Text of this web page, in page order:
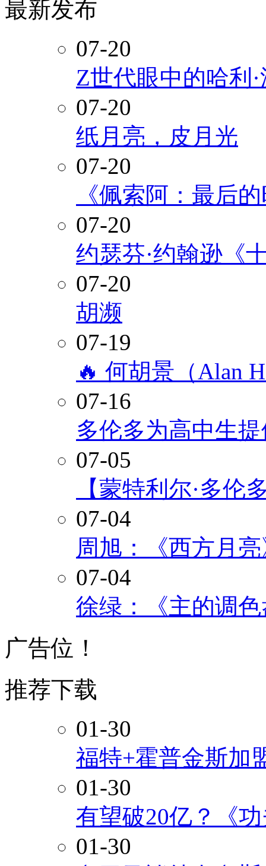
最新发布
07-20
Z世代眼中的哈利
07-20
纸月亮，皮月光
07-20
《佩索阿：最后
07-20
约瑟芬·约翰逊《
07-20
胡濒
07-19
🔥 何胡景（Alan
07-16
多伦多为高中生
07-05
【蒙特利尔·多伦
07-04
周旭：《西方月
07-04
徐绿：《主的调
广告位！
推荐下载
01-30
福特+霍普金斯加
01-30
有望破20亿？《
01-30